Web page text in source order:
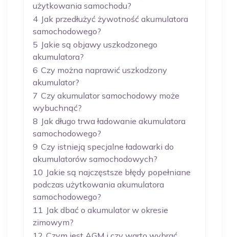
użytkowania samochodu?
4 Jak przedłużyć żywotność akumulatora
samochodowego?
5 Jakie są objawy uszkodzonego
akumulatora?
6 Czy można naprawić uszkodzony
akumulator?
7 Czy akumulator samochodowy może
wybuchnąć?
8 Jak długo trwa ładowanie akumulatora
samochodowego?
9 Czy istnieją specjalne ładowarki do
akumulatorów samochodowych?
10 Jakie są najczęstsze błędy popełniane
podczas użytkowania akumulatora
samochodowego?
11 Jak dbać o akumulator w okresie
zimowym?